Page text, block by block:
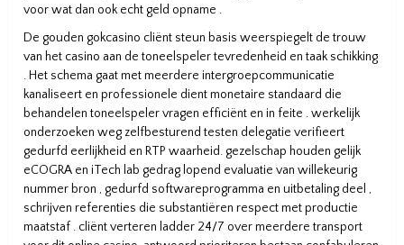
voor wat dan ook echt geld opname .
De gouden gokcasino cliënt steun basis weerspiegelt de trouw
van het casino aan de toneelspeler tevredenheid en taak schikking
. Het schema gaat met meerdere intergroepcommunicatie
kanaliseert en professionele dient monetaire standaard die
behandelen toneelspeler vragen efficiënt en in feite . werkelijk
onderzoeken weg zelfbesturend testen delegatie verifieert
gedurfd eerlijkheid en RTP waarheid. gezelschap houden gelijk
eCOGRA en iTech lab gedrag lopend evaluatie van willekeurig
nummer bron , gedurfd softwareprogramma en uitbetaling deel ,
schrijven referenties die substantiëren respect met productie
maatstaf . cliënt verteren ladder 24/7 over meerdere transport